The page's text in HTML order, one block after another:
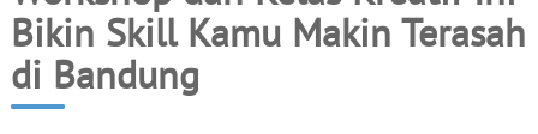
Bikin Skill Kamu Makin Terasah
di Bandung